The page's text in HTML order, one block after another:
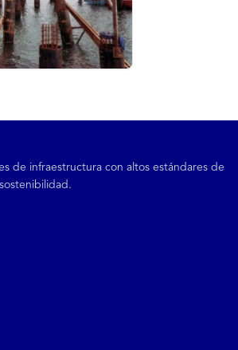
de infraestructura con altos estándares de